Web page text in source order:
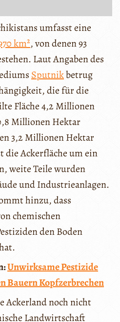
umfasst eine
km², von denen 93
Laut Angaben des
Sputnikbetrug
die für die
Fläche 4,2 Millionen
Millionen Hektar
3,2 Millionen Hektar
die Ackerfläche um ein
weite Teile wurden
und Industrieanlagen.
hinzu, dass
chemischen
den Boden
Unwirksame Pestizide
Bauern Kopfzerbrechen
Ackerland noch nicht
Landwirtschaft